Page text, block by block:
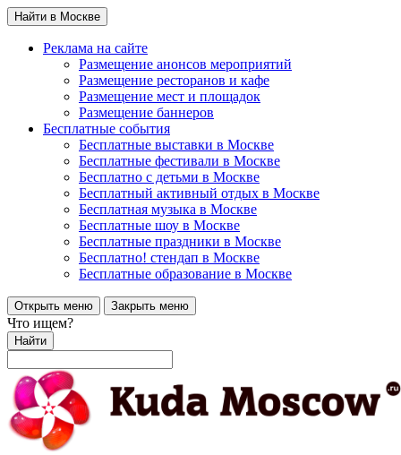
Найти в Москве
Реклама на сайте
Размещение анонсов мероприятий
Размещение ресторанов и кафе
Размещение мест и площадок
Размещение баннеров
Бесплатные события
Бесплатные выставки в Москве
Бесплатные фестивали в Москве
Бесплатно с детьми в Москве
Бесплатный активный отдых в Москве
Бесплатная музыка в Москве
Бесплатные шоу в Москве
Бесплатные праздники в Москве
Бесплатно! стендап в Москве
Бесплатные образование в Москве
Открыть меню Закрыть меню
Что ищем?
Найти